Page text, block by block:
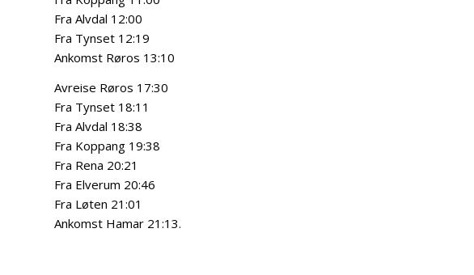
Fra Alvdal 12:00
Fra Tynset 12:19
Ankomst Røros 13:10
Avreise Røros 17:30
Fra Tynset 18:11
Fra Alvdal 18:38
Fra Koppang 19:38
Fra Rena 20:21
Fra Elverum 20:46
Fra Løten 21:01
Ankomst Hamar 21:13.